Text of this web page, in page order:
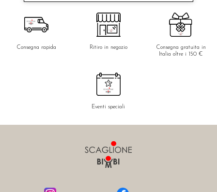
Consegna rapida Ritiro in negozio
Consegna gratuita in
Italia oltre i 150 €
Eventi speciali